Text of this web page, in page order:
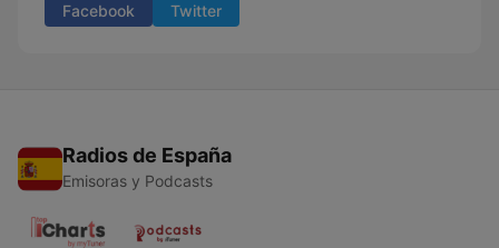
Facebook Twitter
Radios de España
Emisoras y Podcasts